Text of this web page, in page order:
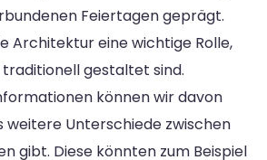
Feiertagen geprägt.
Architektur eine wichtige Rolle,
gestaltet sind.
können wir davon
weitere Unterschiede zwischen
gibt. Diese könnten zum Beispiel